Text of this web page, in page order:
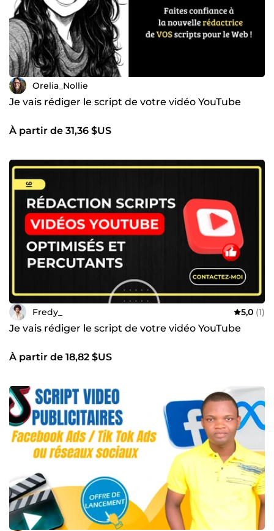
Orelia_Nollie
Je vais rédiger le script de votre vidéo YouTube
À partir de 31,36 $US
Fredy_ 5,0 (1)
Je vais rédiger le script de votre vidéo YouTube
À partir de 18,82 $US